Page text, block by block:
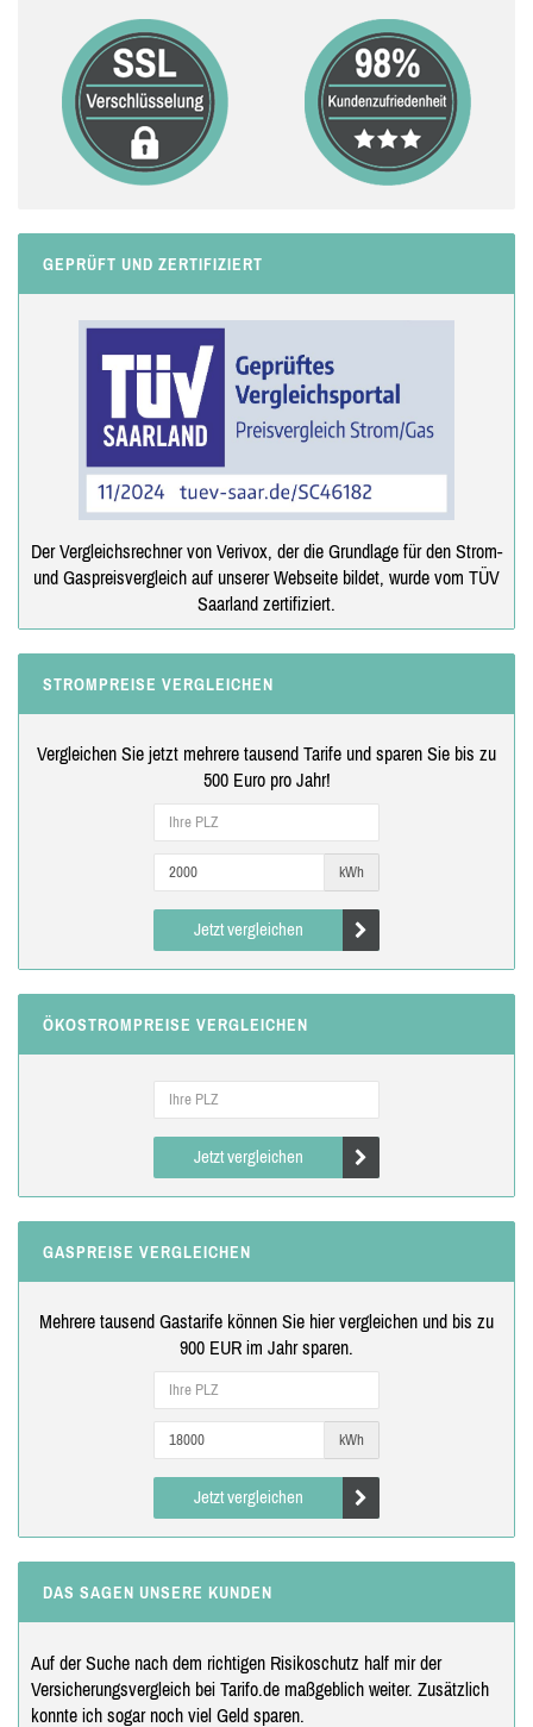
GEPRÜFT UND ZERTIFIZIERT
Der Vergleichsrechner von Verivox, der die Grundlage für den Strom-
und Gaspreisvergleich auf unserer Webseite bildet, wurde vom TÜV
Saarland zertifiziert.
STROMPREISE VERGLEICHEN
Vergleichen Sie jetzt mehrere tausend Tarife und sparen Sie bis zu
500 Euro pro Jahr!
kWh
Jetzt vergleichen
ÖKOSTROMPREISE VERGLEICHEN
Jetzt vergleichen
GASPREISE VERGLEICHEN
Mehrere tausend Gastarife können Sie hier vergleichen und bis zu
900 EUR im Jahr sparen.
kWh
Jetzt vergleichen
DAS SAGEN UNSERE KUNDEN
Auf der Suche nach dem richtigen Risikoschutz half mir der
Versicherungsvergleich bei Tarifo.de maßgeblich weiter. Zusätzlich
konnte ich sogar noch viel Geld sparen.